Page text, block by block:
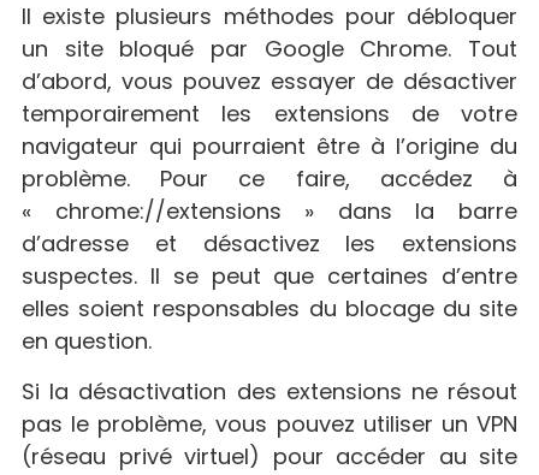
Il existe plusieurs méthodes pour débloquer
un site bloqué par Google Chrome. Tout
d’abord, vous pouvez essayer de désactiver
temporairement les extensions de votre
navigateur qui pourraient être à l’origine du
problème. Pour ce faire, accédez à
« chrome://extensions » dans la barre
d’adresse et désactivez les extensions
suspectes. Il se peut que certaines d’entre
elles soient responsables du blocage du site
en question.
Si la désactivation des extensions ne résout
pas le problème, vous pouvez utiliser un VPN
(réseau privé virtuel) pour accéder au site